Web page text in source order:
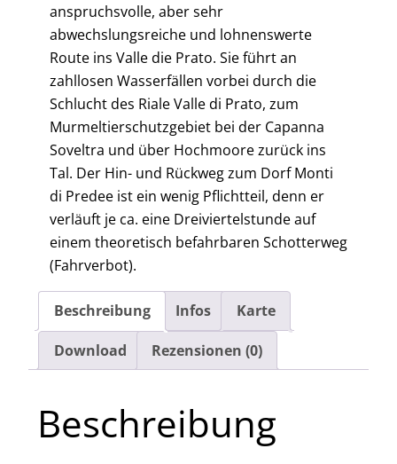
anspruchsvolle, aber sehr
abwechslungsreiche und lohnenswerte
Route ins Valle die Prato. Sie führt an
zahllosen Wasserfällen vorbei durch die
Schlucht des Riale Valle di Prato, zum
Murmeltierschutzgebiet bei der Capanna
Soveltra und über Hochmoore zurück ins
Tal. Der Hin- und Rückweg zum Dorf Monti
di Predee ist ein wenig Pflichtteil, denn er
verläuft je ca. eine Dreiviertelstunde auf
einem theoretisch befahrbaren Schotterweg
(Fahrverbot).
Beschreibung Infos Karte
Download Rezensionen (0)
Beschreibung